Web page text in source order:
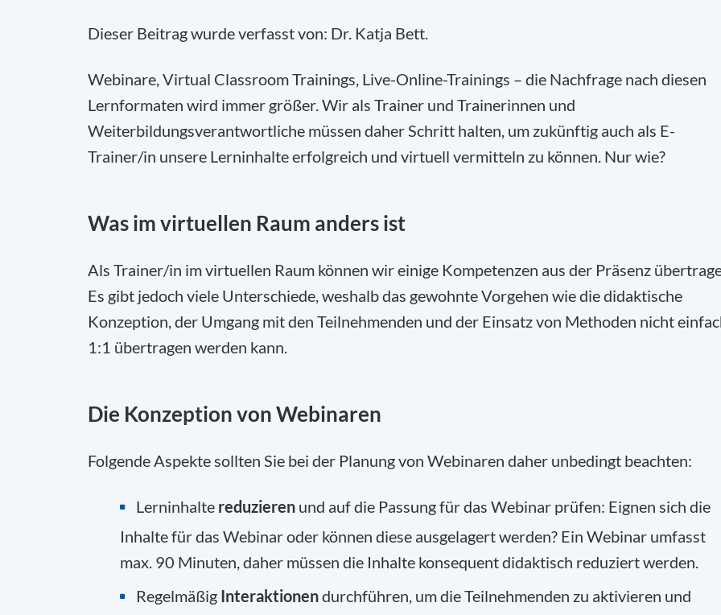
Dieser Beitrag wurde verfasst von: Dr. Katja Bett.
Webinare, Virtual Classroom Trainings, Live-Online-Trainings – die Nachfrage nach diesen
Lernformaten wird immer größer. Wir als Trainer und Trainerinnen und
Weiterbildungsverantwortliche müssen daher Schritt halten, um zukünftig auch als E-
Trainer/in unsere Lerninhalte erfolgreich und virtuell vermitteln zu können. Nur wie?
Was im virtuellen Raum anders ist
Als Trainer/in im virtuellen Raum können wir einige Kompetenzen aus der Präsenz
Es gibt jedoch viele Unterschiede, weshalb das gewohnte Vorgehen wie die didaktische
Konzeption, der Umgang mit den Teilnehmenden und der Einsatz von Methoden nicht
1:1 übertragen werden kann.
Die Konzeption von Webinaren
Folgende Aspekte sollten Sie bei der Planung von Webinaren daher unbedingt beachten:
Lerninhalte reduzieren und auf die Passung für das Webinar prüfen: Eignen sich die
Inhalte für das Webinar oder können diese ausgelagert werden? Ein Webinar umfasst
max. 90 Minuten, daher müssen die Inhalte konsequent didaktisch reduziert werden.
Regelmäßig Interaktionendurchführen, um die Teilnehmenden zu aktivieren und